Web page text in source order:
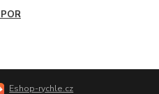
Eshop-rychle.cz